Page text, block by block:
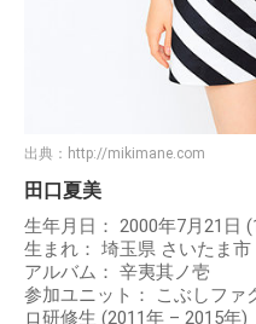
出典： http://mikimane.com
田口夏美
生年月日： 2000年7月21日
生まれ： 埼玉県 さいたま市
アルバム： 辛夷其ノ壱
参加ユニット： こぶしファ
ロ研修生 (2011年 – 2015年)